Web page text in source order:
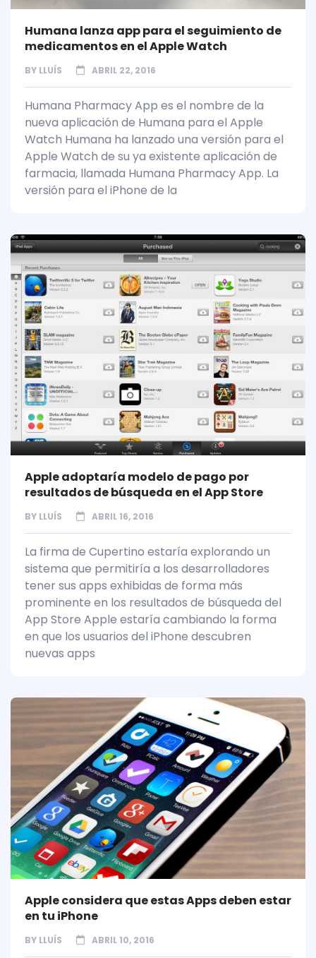
Humana lanza app para el seguimiento de
medicamentos en el Apple Watch
BY LLUÍS ABRIL 22, 2016
Humana Pharmacy App es el nombre de la
nueva aplicación de Humana para el Apple
Watch Humana ha lanzado una versión para el
Apple Watch de su ya existente aplicación de
farmacia, llamada Humana Pharmacy App. La
versión para el iPhone de la
Apple adoptaría modelo de pago por
resultados de búsqueda en el App Store
BY LLUÍS ABRIL 16, 2016
La firma de Cupertino estaría explorando un
sistema que permitiría a los desarrolladores
tener sus apps exhibidas de forma más
prominente en los resultados de búsqueda del
App Store Apple estaría cambiando la forma
en que los usuarios del iPhone descubren
nuevas apps
Apple considera que estas Apps deben estar
en tu iPhone
BY LLUÍS ABRIL 10, 2016